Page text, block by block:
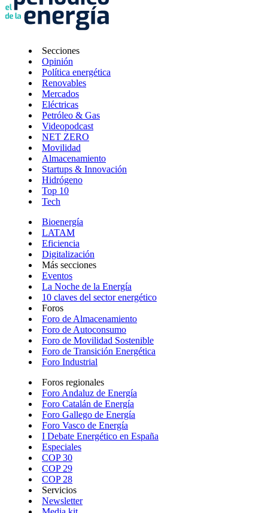
Secciones
Opinión
Política energética
Renovables
Mercados
Eléctricas
Petróleo & Gas
Videopodcast
NET ZERO
Movilidad
Almacenamiento
Startups & Innovación
Hidrógeno
Top 10
Tech
Bioenergía
LATAM
Eficiencia
Digitalización
Más secciones
Eventos
La Noche de la Energía
10 claves del sector energético
Foros
Foro de Almacenamiento
Foro de Autoconsumo
Foro de Movilidad Sostenible
Foro de Transición Energética
Foro Industrial
Foros regionales
Foro Andaluz de Energía
Foro Catalán de Energía
Foro Gallego de Energía
Foro Vasco de Energía
I Debate Energético en España
Especiales
COP 30
COP 29
COP 28
Servicios
Newsletter